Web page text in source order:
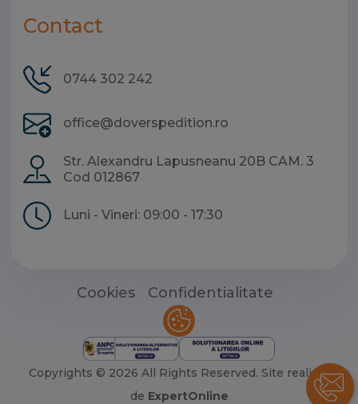
Contact
0744 302 242
office@doverspedition.ro
Str. Alexandru Lapusneanu 20B CAM. 3
Cod 012867
Luni - Vineri: 09:00 - 17:30
Copyrights © 2026 All Rights Reserved. Site realizat
de ExpertOnline
Cookies Confidentialitate